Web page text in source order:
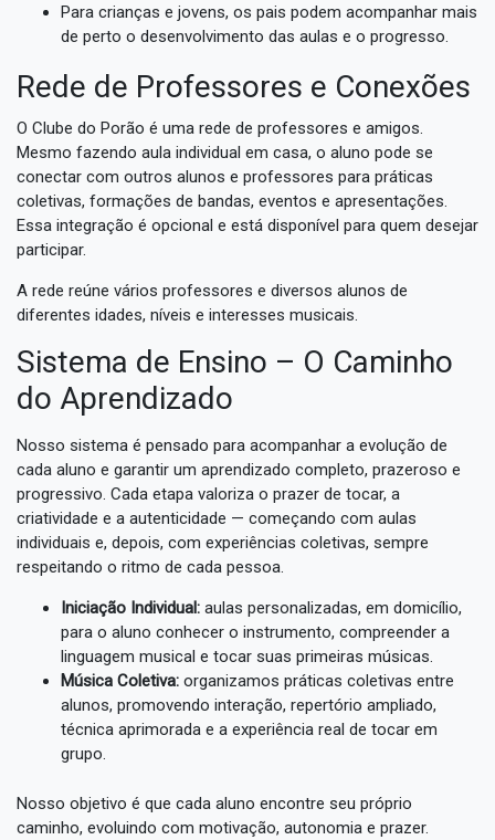
Para crianças e jovens, os pais podem acompanhar mais
de perto o desenvolvimento das aulas e o progresso.
Rede de Professores e Conexões
O Clube do Porão é uma rede de professores e amigos.
Mesmo fazendo aula individual em casa, o aluno pode se
conectar com outros alunos e professores para práticas
coletivas, formações de bandas, eventos e apresentações.
Essa integração é opcional e está disponível para quem desejar
participar.
A rede reúne vários professores e diversos alunos de
diferentes idades, níveis e interesses musicais.
Sistema de Ensino – O Caminho
do Aprendizado
Nosso sistema é pensado para acompanhar a evolução de
cada aluno e garantir um aprendizado completo, prazeroso e
progressivo. Cada etapa valoriza o prazer de tocar, a
criatividade e a autenticidade — começando com aulas
individuais e, depois, com experiências coletivas, sempre
respeitando o ritmo de cada pessoa.
Iniciação Individual: aulas personalizadas, em domicílio,
para o aluno conhecer o instrumento, compreender a
linguagem musical e tocar suas primeiras músicas.
Música Coletiva: organizamos práticas coletivas entre
alunos, promovendo interação, repertório ampliado,
técnica aprimorada e a experiência real de tocar em
grupo.
Nosso objetivo é que cada aluno encontre seu próprio
caminho, evoluindo com motivação, autonomia e prazer.